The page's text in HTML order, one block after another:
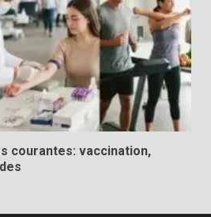
courantes: vaccination,